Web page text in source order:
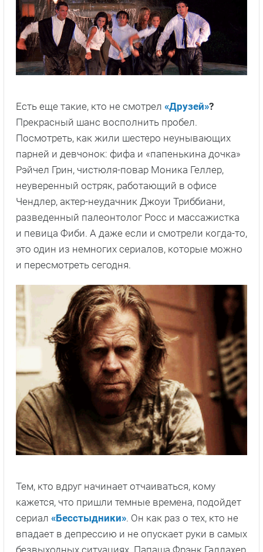
Есть еще такие, кто не смотрел «Друзей»?
Прекрасный шанс восполнить пробел.
Посмотреть, как жили шестеро неунывающих
парней и девчонок: фифа и «папенькина дочка»
Рэйчел Грин, чистюля-повар Моника Геллер,
неуверенный остряк, работающий в офисе
Чендлер, актер-неудачник Джоуи Триббиани,
разведенный палеонтолог Росс и массажистка
и певица Фиби. А даже если и смотрели когда-то,
это один из немногих сериалов, которые можно
и пересмотреть сегодня.
Тем, кто вдруг начинает отчаиваться, кому
кажется, что пришли темные времена, подойдет
сериал «Бесстыдники». Он как раз о тех, кто не
впадает в депрессию и не опускает руки в самых
безвыходных ситуациях. Папаша Фрэнк Галлахер